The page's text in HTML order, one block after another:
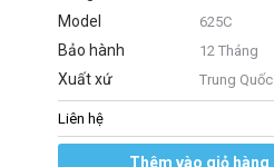
Model 625C
Bảo hành 12 Tháng
Xuất xứ Trung Quốc
Liên hệ
Thêm vào giỏ hàng